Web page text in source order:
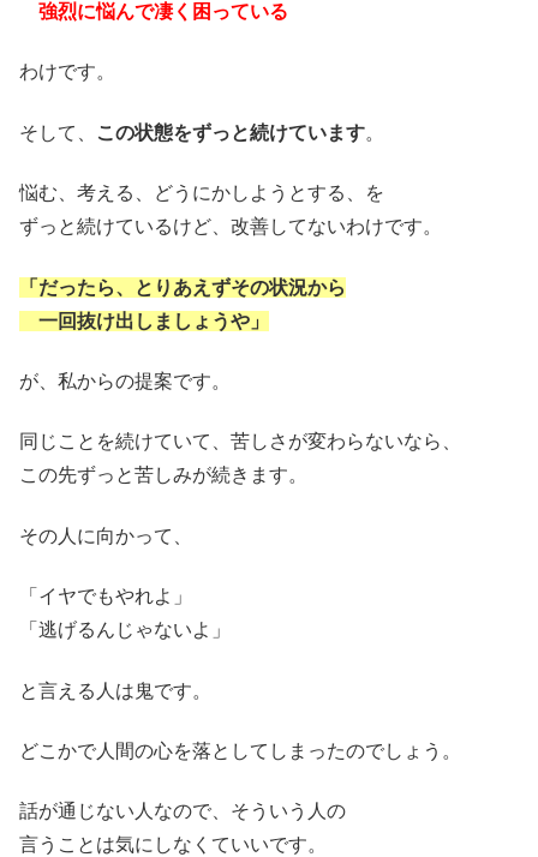
強烈に悩んで凄く困っている
わけです。
そして、 この状態をずっと続けています。
悩む、考える、どうにかしようとする、を
ずっと続けているけど、改善してないわけです。
「だったら、とりあえずその状況から
一回抜け出しましょうや」
が、私からの提案です。
同じことを続けていて、苦しさが変わらないなら、
この先ずっと苦しみが続きます。
その人に向かって、
「イヤでもやれよ」
「逃げるんじゃないよ」
と言える人は鬼です。
どこかで人間の心を落としてしまったのでしょう。
話が通じない人なので、そういう人の
言うことは気にしなくていいです。